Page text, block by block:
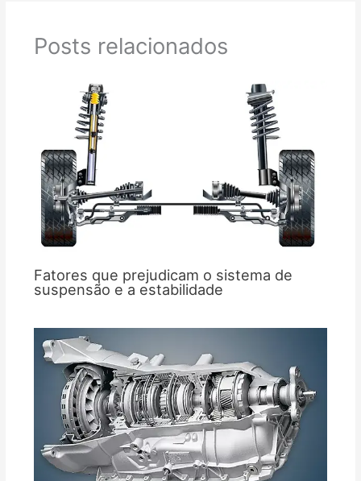
Posts relacionados
Fatores que prejudicam o sistema de
suspensão e a estabilidade